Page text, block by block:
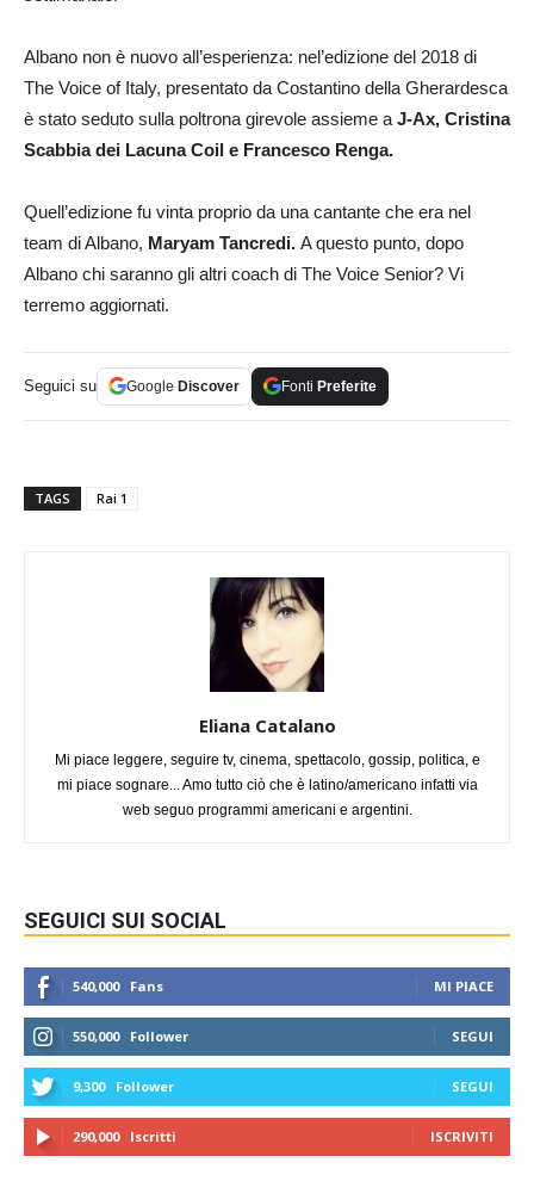
Albano non è nuovo all’esperienza: nel’edizione del 2018 di
The Voice of Italy, presentato da Costantino della Gherardesca
è stato seduto sulla poltrona girevole assieme a J-Ax, Cristina
Scabbia dei Lacuna Coil e Francesco Renga.
Quell’edizione fu vinta proprio da una cantante che era nel
team di Albano, Maryam Tancredi. A questo punto, dopo
Albano chi saranno gli altri coach di The Voice Senior? Vi
terremo aggiornati.
Seguici su Google Discover Fonti Preferite
TAGS Rai 1
Eliana Catalano
Mi piace leggere, seguire tv, cinema, spettacolo, gossip, politica, e
mi piace sognare... Amo tutto ciò che è latino/americano infatti via
web seguo programmi americani e argentini.
SEGUICI SUI SOCIAL
540,000 Fans MI PIACE
550,000 Follower SEGUI
9,300 Follower SEGUI
290,000 Iscritti ISCRIVITI